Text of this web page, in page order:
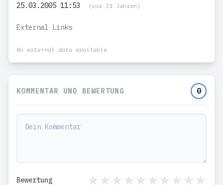
25.03.2005 11:53
(vor 21 Jahren)
External Links
No external data available
KOMMENTAR UND BEWERTUNG 0
Bewertung